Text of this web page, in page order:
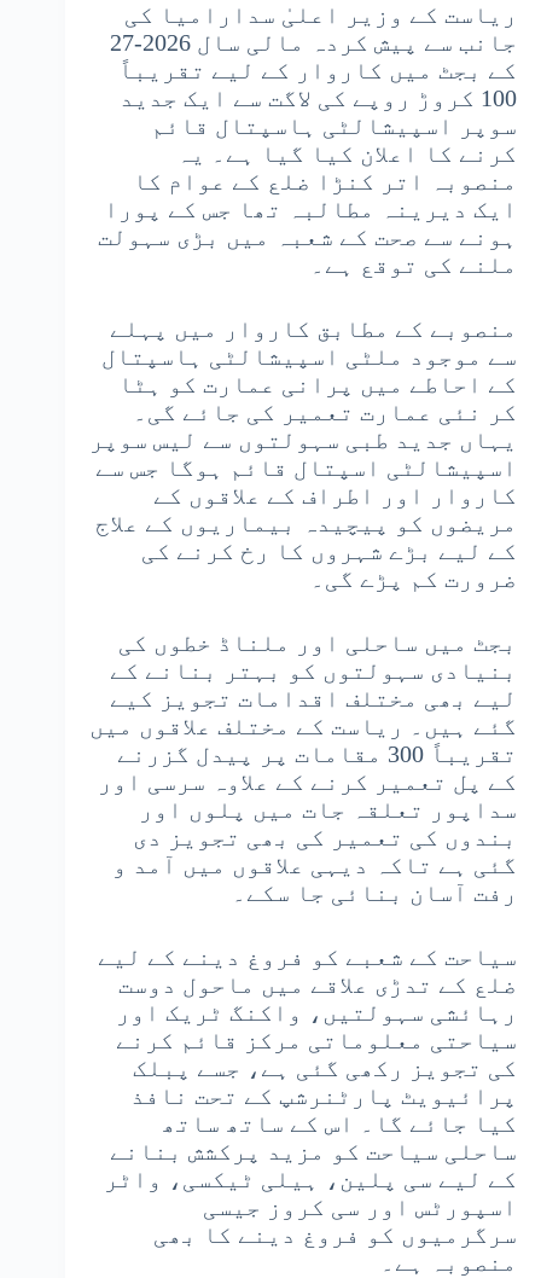
ریاست کے وزیر اعلیٰ سدارامیا کی
جانب سے پیش کردہ مالی سال 2026-27
کے بجٹ میں کاروار کے لیے تقریباً
100 کروڑ روپے کی لاگت سے ایک جدید
سوپر اسپیشالٹی ہاسپتال قائم
کرنے کا اعلان کیا گیا ہے۔ یہ
منصوبہ اتر کنڑا ضلع کے عوام کا
ایک دیرینہ مطالبہ تھا جس کے پورا
ہونے سے صحت کے شعبہ میں بڑی سہولت
ملنے کی توقع ہے۔
منصوبے کے مطابق کاروار میں پہلے
سے موجود ملٹی اسپیشالٹی ہاسپتال
کے احاطے میں پرانی عمارت کو ہٹا
کر نئی عمارت تعمیر کی جائے گی۔
یہاں جدید طبی سہولتوں سے لیس سوپر
اسپیشالٹی اسپتال قائم ہوگا جس سے
کاروار اور اطراف کے علاقوں کے
مریضوں کو پیچیدہ بیماریوں کے علاج
کے لیے بڑے شہروں کا رخ کرنے کی
ضرورت کم پڑے گی۔
بجٹ میں ساحلی اور ملناڈ خطوں کی
بنیادی سہولتوں کو بہتر بنانے کے
لیے بھی مختلف اقدامات تجویز کیے
گئے ہیں۔ ریاست کے مختلف علاقوں میں
تقریباً 300 مقامات پر پیدل گزرنے
کے پل تعمیر کرنے کے علاوہ سرسی اور
سداپور تعلقہ جات میں پلوں اور
بندوں کی تعمیر کی بھی تجویز دی
گئی ہے تاکہ دیہی علاقوں میں آمد و
رفت آسان بنائی جا سکے۔
سیاحت کے شعبے کو فروغ دینے کے لیے
ضلع کے تدڑی علاقے میں ماحول دوست
رہائشی سہولتیں، واکنگ ٹریک اور
سیاحتی معلوماتی مرکز قائم کرنے
کی تجویز رکھی گئی ہے، جسے پبلک
پرائیویٹ پارٹنرشپ کے تحت نافذ
کیا جائے گا۔ اس کے ساتھ ساتھ
ساحلی سیاحت کو مزید پرکشش بنانے
کے لیے سی پلین، ہیلی ٹیکسی، واٹر
اسپورٹس اور سی کروز جیسی
سرگرمیوں کو فروغ دینے کا بھی
منصوبہ ہے۔